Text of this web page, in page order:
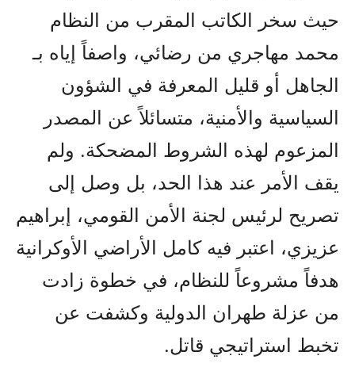
حيث سخر الكاتب المقرب من النظام
محمد مهاجري من رضائي، واصفاً إياه بـ
الجاهل أو قليل المعرفة في الشؤون
السياسية والأمنية، متسائلاً عن المصدر
المزعوم لهذه الشروط المضحكة. ولم
يقف الأمر عند هذا الحد، بل وصل إلى
تصريح لرئيس لجنة الأمن القومي، إبراهيم
عزيزي، اعتبر فيه كامل الأراضي الأوكرانية
هدفاً مشروعاً للنظام، في خطوة زادت
من عزلة طهران الدولية وكشفت عن
تخبط استراتيجي قاتل.